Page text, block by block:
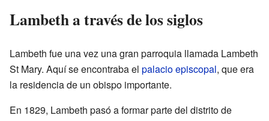
Lambeth a través de los siglos
Lambeth fue una vez una gran parroquia llamada Lambeth
St Mary. Aquí se encontraba el palacio episcopal, que era
la residencia de un obispo importante.
En 1829, Lambeth pasó a formar parte del distrito de